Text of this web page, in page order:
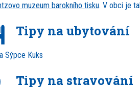
muzeum barokního tisku. V obci je
Tipy na ubytování
Sýpce Kuks
Tipy na stravování